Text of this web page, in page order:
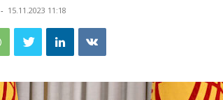
- 15.11.2023 11:18